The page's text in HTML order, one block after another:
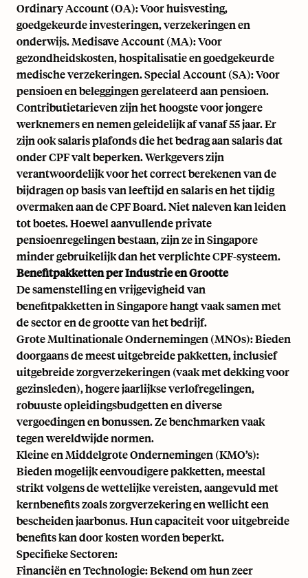
Ordinary Account (OA): Voor huisvesting,
goedgekeurde investeringen, verzekeringen en
onderwijs. Medisave Account (MA): Voor
gezondheidskosten, hospitalisatie en goedgekeurde
medische verzekeringen. Special Account (SA): Voor
pensioen en beleggingen gerelateerd aan pensioen.
Contributietarieven zijn het hoogste voor jongere
werknemers en nemen geleidelijk af vanaf 55 jaar. Er
zijn ook salaris plafonds die het bedrag aan salaris dat
onder CPF valt beperken. Werkgevers zijn
verantwoordelijk voor het correct berekenen van de
bijdragen op basis van leeftijd en salaris en het tijdig
overmaken aan de CPF Board. Niet naleven kan leiden
tot boetes. Hoewel aanvullende private
pensioenregelingen bestaan, zijn ze in Singapore
minder gebruikelijk dan het verplichte CPF-systeem.
Benefitpakketten per Industrie en Grootte
De samenstelling en vrijgevigheid van
benefitpakketten in Singapore hangt vaak samen met
de sector en de grootte van het bedrijf.
Grote Multinationale Ondernemingen (MNOs): Bieden
doorgaans de meest uitgebreide pakketten, inclusief
uitgebreide zorgverzekeringen (vaak met dekking voor
gezinsleden), hogere jaarlijkse verlofregelingen,
robuuste opleidingsbudgetten en diverse
vergoedingen en bonussen. Ze benchmarken vaak
tegen wereldwijde normen.
Kleine en Middelgrote Ondernemingen (KMO’s):
Bieden mogelijk eenvoudigere pakketten, meestal
strikt volgens de wettelijke vereisten, aangevuld met
kernbenefits zoals zorgverzekering en wellicht een
bescheiden jaarbonus. Hun capaciteit voor uitgebreide
benefits kan door kosten worden beperkt.
Specifieke Sectoren:
Financiën en Technologie: Bekend om hun zeer